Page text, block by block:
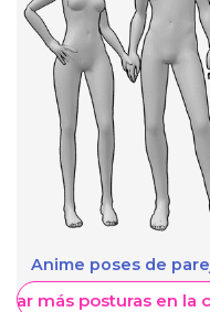
Anime poses de
más posturas en la